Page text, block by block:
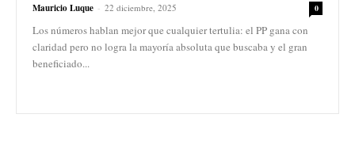
Mauricio Luque - 22 diciembre, 2025 0
Los números hablan mejor que cualquier tertulia: el PP gana con
claridad pero no logra la mayoría absoluta que buscaba y el gran
beneficiado...